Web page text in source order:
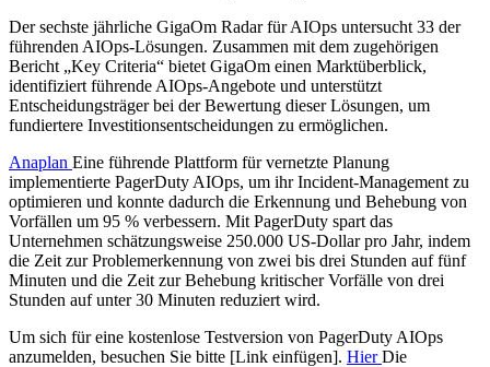
Der sechste jährliche GigaOm Radar für AIOps untersucht 33 der
führenden AIOps-Lösungen. Zusammen mit dem zugehörigen
Bericht „Key Criteria“ bietet GigaOm einen Marktüberblick,
identifiziert führende AIOps-Angebote und unterstützt
Entscheidungsträger bei der Bewertung dieser Lösungen, um
fundiertere Investitionsentscheidungen zu ermöglichen.
Anaplan Eine führende Plattform für vernetzte Planung
implementierte PagerDuty AIOps, um ihr Incident-Management zu
optimieren und konnte dadurch die Erkennung und Behebung von
Vorfällen um 95 % verbessern. Mit PagerDuty spart das
Unternehmen schätzungsweise 250.000 US-Dollar pro Jahr, indem
die Zeit zur Problemerkennung von zwei bis drei Stunden auf fünf
Minuten und die Zeit zur Behebung kritischer Vorfälle von drei
Stunden auf unter 30 Minuten reduziert wird.
Um sich für eine kostenlose Testversion von PagerDuty AIOps
anzumelden, besuchen Sie bitte [Link einfügen]. HierDie